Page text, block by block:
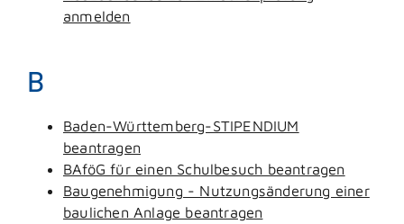
anmelden
B
Baden-Württemberg-STIPENDIUM
beantragen
BAföG für einen Schulbesuch beantragen
Baugenehmigung - Nutzungsänderung einer
baulichen Anlage beantragen